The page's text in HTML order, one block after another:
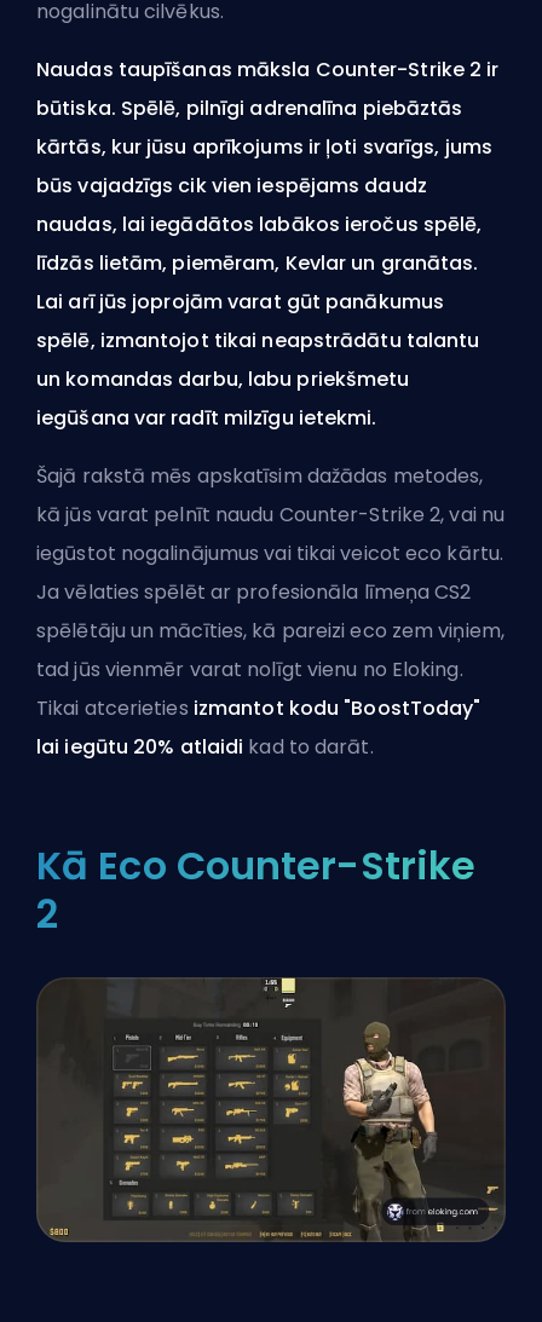
nogalinātu cilvēkus.
Naudas taupīšanas māksla Counter-Strike 2 ir
būtiska. Spēlē, pilnīgi adrenalīna piebāztās
kārtās, kur jūsu aprīkojums ir ļoti svarīgs, jums
būs vajadzīgs cik vien iespējams daudz
naudas, lai iegādātos labākos ieročus spēlē,
līdzās lietām, piemēram, Kevlar un granātas.
Lai arī jūs joprojām varat gūt panākumus
spēlē, izmantojot tikai neapstrādātu talantu
un komandas darbu, labu priekšmetu
iegūšana var radīt milzīgu ietekmi.
Šajā rakstā mēs apskatīsim dažādas metodes,
kā jūs varat pelnīt naudu Counter-Strike 2, vai nu
iegūstot nogalinājumus vai tikai veicot eco kārtu.
Ja vēlaties spēlēt ar profesionāla līmeņa CS2
spēlētāju un mācīties, kā pareizi eco zem viņiem,
tad jūs vienmēr varat nolīgt vienu no Eloking.
Tikai atcerieties izmantot kodu "BoostToday"
lai iegūtu 20% atlaidi kad to darāt.
Kā Eco Counter-Strike
2